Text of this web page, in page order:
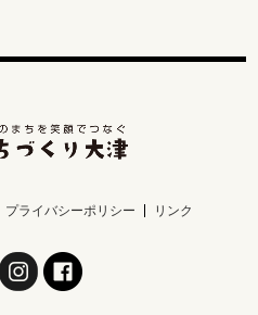
プライバシーポリシー リンク